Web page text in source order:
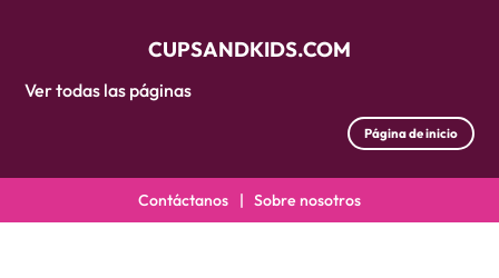
Ver todas las páginas
CUPSANDKIDS.COM
Página de inicio
Contáctanos | Sobre nosotros